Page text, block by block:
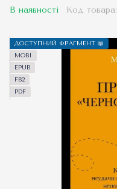
В наявності Код товара:
ДОСТУПНИЙ ФРАГМЕНТ 📖
MOBI
EPUB
FB2
PDF